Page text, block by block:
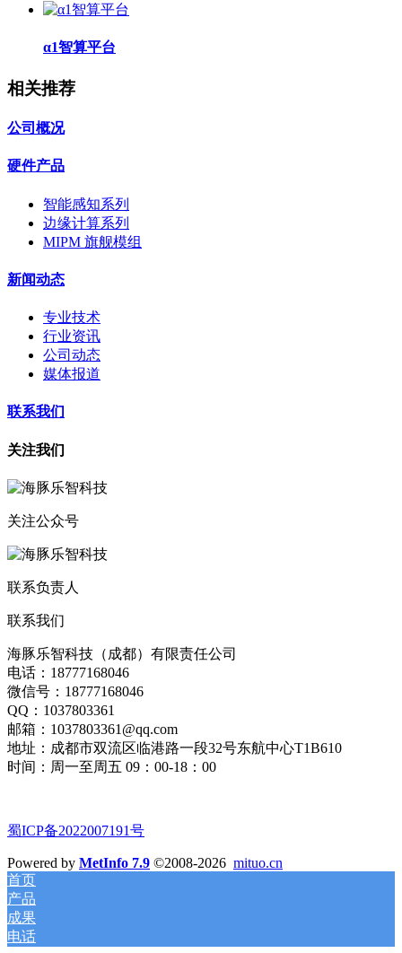
α1智算平台
相关推荐
公司概况
硬件产品
智能感知系列
边缘计算系列
MIPM 旗舰模组
新闻动态
专业技术
行业资讯
公司动态
媒体报道
联系我们
关注我们
关注公众号
联系负责人
联系我们
海豚乐智科技（成都）有限责任公司
电话：18777168046
微信号：18777168046
QQ：1037803361
邮箱：1037803361@qq.com
地址：成都市双流区临港路一段32号东航中心T1B610
时间：周一至周五 09：00-18：00
蜀ICP备2022007191号
Powered by MetInfo 7.9 ©2008-2026 mituo.cn
首页
产品
成果
电话